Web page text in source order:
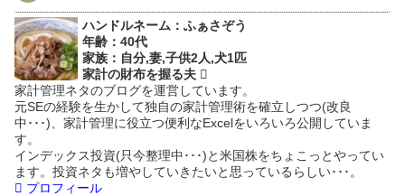
ハンドルネーム：ふぁさぞう
年齢：40代
家族：自分,妻,子供2人,犬1匹
家計の財布を握る夫
家計管理ネタのブログを運営しています。
元SEの経験を生かして独自の家計管理術を確立しつつ(改良
中･･･)、家計管理に役立つ便利なExcelをいろいろ公開していま
す。
インデックス投資(只今整理中･･･)と米国株をちょこっとやってい
ます。投資ネタも増やしていきたいと思っているらしい･･･。
プロフィール